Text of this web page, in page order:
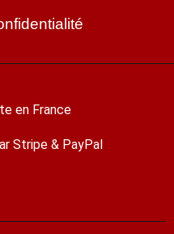
en France
Stripe & PayPal